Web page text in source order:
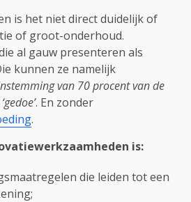
is het niet direct duidelijk of
of groot-onderhoud.
al gauw presenteren als
kunnen ze namelijk
van 70 procent van de
. En zonder
.
is:
die leiden tot een